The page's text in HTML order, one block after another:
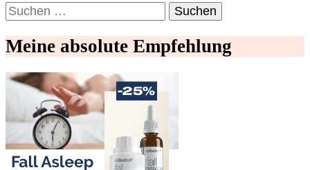
Suchen
nach:
Meine absolute Empfehlung